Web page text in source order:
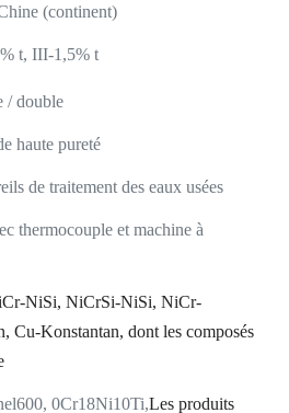
(continent)
t, III-1,5% t
/ double
haute pureté
de traitement des eaux usées
thermocouple et machine à
NiSi, NiCrSi-NiSi, NiCr-
Cu-Konstantan, dont les composés
0Cr18Ni10Ti,Les produits